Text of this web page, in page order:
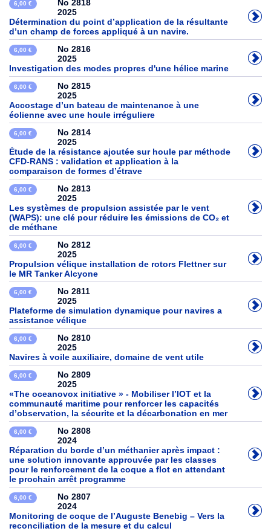
6,00 €
No 2818
2025
Détermination du point d’application de la résultante
d’un champ de forces appliqué à un navire.
6,00 €
No 2816
2025
Investigation des modes propres d'une hélice marine
6,00 €
No 2815
2025
Accostage d’un bateau de maintenance à une
éolienne avec une houle irréguliere
6,00 €
No 2814
2025
Étude de la résistance ajoutée sur houle par méthode
CFD-RANS : validation et application à la
comparaison de formes d’étrave
6,00 €
No 2813
2025
Les systèmes de propulsion assistée par le vent
(WAPS): une clé pour réduire les émissions de CO₂ et
de méthane
6,00 €
No 2812
2025
Propulsion vélique installation de rotors Flettner sur
le MR Tanker Alcyone
6,00 €
No 2811
2025
Plateforme de simulation dynamique pour navires a
assistance vélique
6,00 €
No 2810
2025
Navires à voile auxiliaire, domaine de vent utile
6,00 €
No 2809
2025
«The oceanovox initiative » - Mobiliser l’IOT et la
communauté maritime pour renforcer les capacités
d’observation, la sécurite et la décarbonation en mer
6,00 €
No 2808
2024
Réparation du borde d’un méthanier après impact :
une solution innovante approuvée par les classes
pour le renforcement de la coque a flot en attendant
le prochain arrêt programme
6,00 €
No 2807
2024
Monitoring de coque de l’Auguste Benebig – Vers la
reconciliation de la mesure et du calcul